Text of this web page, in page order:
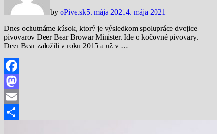
by oPive.sk5. mája 20214. mája 2021
Dnes ochutnáme kúsok, ktorý je výsledkom spolupráce dvojice
pivovarov Deer Bear Browar Minister. Ide o kočovné pivovary.
Deer Bear založili v roku 2015 a už v …
Facebook
Mastodon
Email